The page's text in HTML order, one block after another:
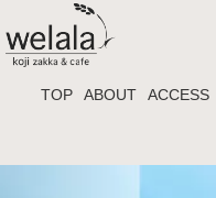
TOP ABOUT ACCESS